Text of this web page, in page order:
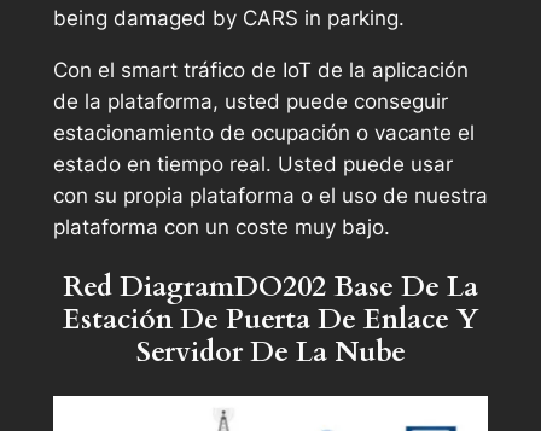
being damaged by CARS in parking.
Con el smart tráfico de IoT de la aplicación
de la plataforma, usted puede conseguir
estacionamiento de ocupación o vacante el
estado en tiempo real. Usted puede usar
con su propia plataforma o el uso de nuestra
plataforma con un coste muy bajo.
Red DiagramDO202 Base De La
Estación De Puerta De Enlace Y
Servidor De La Nube